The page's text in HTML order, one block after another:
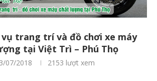
vụ trang trí và đồ chơi xe máy
tại Việt Trì – Phú Thọ
07/2018 2153 lượt xem